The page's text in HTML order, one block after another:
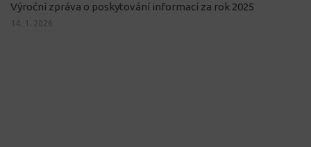
Výroční zpráva o poskytování informací za rok 2025
14. 1. 2026